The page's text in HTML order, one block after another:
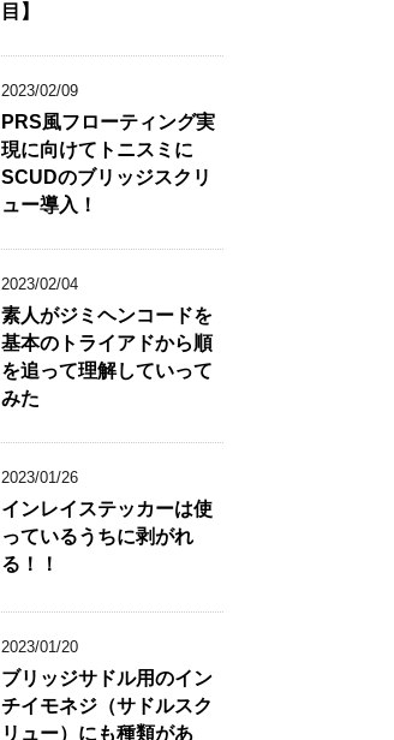
目】
2023/02/09
PRS風フローティング実
現に向けてトニスミに
SCUDのブリッジスクリ
ュー導入！
2023/02/04
素人がジミヘンコードを
基本のトライアドから順
を追って理解していって
みた
2023/01/26
インレイステッカーは使
っているうちに剥がれ
る！！
2023/01/20
ブリッジサドル用のイン
チイモネジ（サドルスク
リュー）にも種類があ